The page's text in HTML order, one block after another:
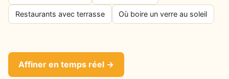
Restaurants avec terrasse Où boire un verre au soleil
Affiner en temps réel →